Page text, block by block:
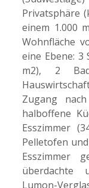
Privatsphäre
einem 1.000
Wohnfläche
eine Ebene: 3
m2), 2
Zugang
halboffene
Esszimmer
Pelletofen
Esszimmer
überdachte
Lumon-